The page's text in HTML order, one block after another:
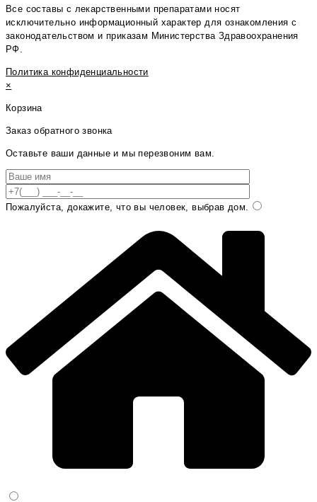
Все составы с лекарственными препаратами носят
исключительно информационный характер для ознакомления с
законодательством и приказам Министерства Здравоохранения
РФ.
Политика конфиденциальности
×
Корзина
Заказ обратного звонка
Оставьте ваши данные и мы перезвоним вам.
Пожалуйста, докажите, что вы человек, выбрав дом.